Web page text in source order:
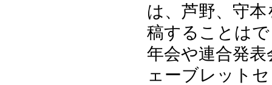
は、芦野、守
稿することは
年会や連合発
ェーブレット